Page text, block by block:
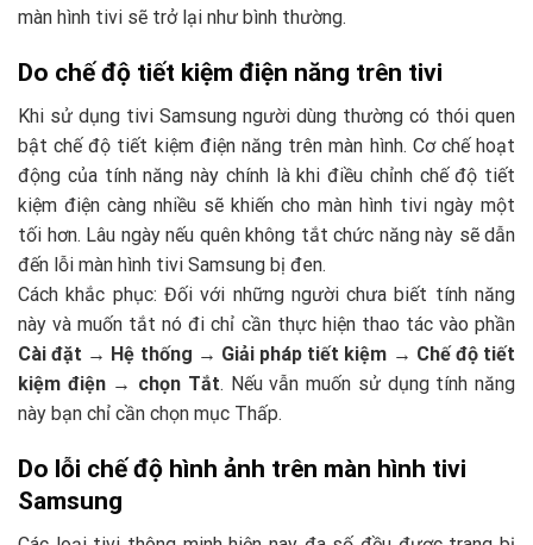
màn hình tivi sẽ trở lại như bình thường.
Do chế độ tiết kiệm điện năng trên tivi
Khi sử dụng tivi Samsung người dùng thường có thói quen
bật chế độ tiết kiệm điện năng trên màn hình. Cơ chế hoạt
động của tính năng này chính là khi điều chỉnh chế độ tiết
kiệm điện càng nhiều sẽ khiến cho màn hình tivi ngày một
tối hơn. Lâu ngày nếu quên không tắt chức năng này sẽ dẫn
đến lỗi màn hình tivi Samsung bị đen.
Cách khắc phục: Đối với những người chưa biết tính năng
này và muốn tắt nó đi chỉ cần thực hiện thao tác vào phần
Cài đặt → Hệ thống → Giải pháp tiết kiệm → Chế độ tiết
kiệm điện → chọn Tắt. Nếu vẫn muốn sử dụng tính năng
này bạn chỉ cần chọn mục Thấp.
Do lỗi chế độ hình ảnh trên màn hình tivi
Samsung